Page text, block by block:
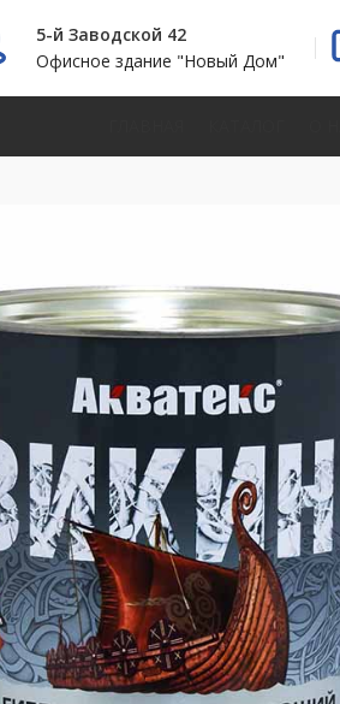
5-й Заводской 42
Офисное здание "Новый Дом"